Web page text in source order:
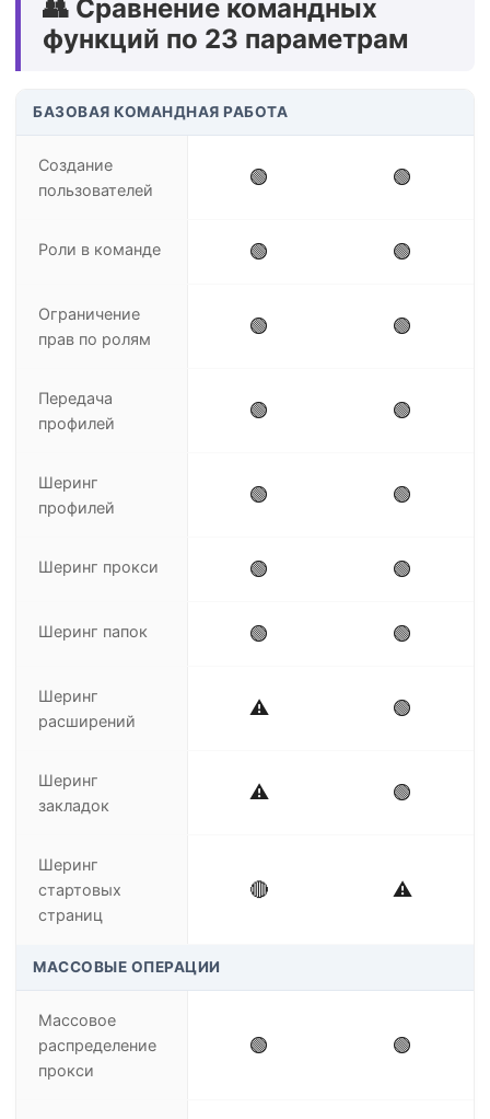
👥 Сравнение командных
функций по 23 параметрам
БАЗОВАЯ КОМАНДНАЯ РАБОТА
Создание
пользователей
🟢 🟢
Роли в команде 🟢 🟢
Ограничение
прав по ролям
🟢 🟢
Передача
профилей
🟢 🟢
Шеринг
профилей
🟢 🟢
Шеринг прокси 🟢 🟢
Шеринг папок 🟢 🟢
Шеринг
расширений
⚠️ 🟢
Шеринг
закладок
⚠️ 🟢
Шеринг
стартовых
страниц
🔴 ⚠️
МАССОВЫЕ ОПЕРАЦИИ
Массовое
распределение
прокси
🟢 🟢